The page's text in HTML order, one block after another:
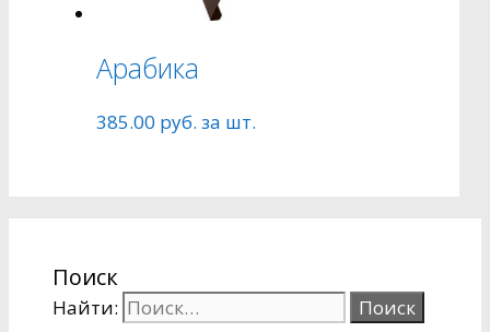
Арабика
385.00 руб. за шт.
Поиск
Найти: